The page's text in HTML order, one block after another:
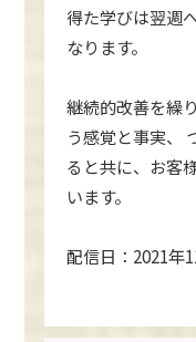
得た学びは翌週
なります。
継続的改善を繰
う感覚と事実、
ると共に、お客
います。
配信日：2021年